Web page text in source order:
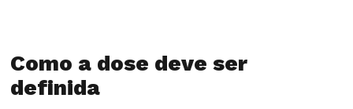
Como a dose deve ser
definida